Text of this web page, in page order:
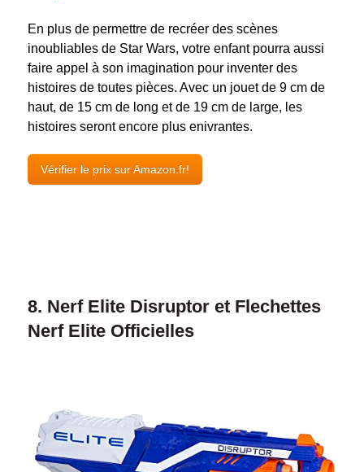
En plus de permettre de recréer des scènes
inoubliables de Star Wars, votre enfant pourra aussi
faire appel à son imagination pour inventer des
histoires de toutes pièces. Avec un jouet de 9 cm de
haut, de 15 cm de long et de 19 cm de large, les
histoires seront encore plus enivrantes.
Vérifier le prix sur Amazon.fr!
8. Nerf Elite Disruptor et Flechettes
Nerf Elite Officielles